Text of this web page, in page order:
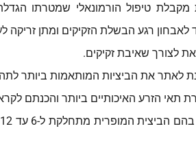
מקבלת טיפול הורמונאלי שמטרתו
רגע הבשלת הזקיקים ומתן זריקה
לצורך שאיבת זקיקים.
לאתר את הביציות המותאמות ביותר
תאי הזרע האיכותיים ביותר והכנתם